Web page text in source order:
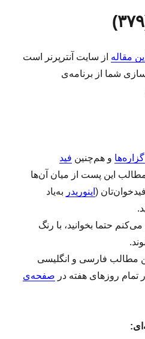
این مقاله از سایت آنترپرنر است
شما از برنامه‌ی
و هم‌چنین فید
این پست از میان آن‌ها
( اینوریدر به‌یاد
حتما بخوانید، با رنگ
مطالب فارسی و انگلیسی
روزهای هفته در صفحه‌ی